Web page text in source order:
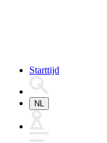
Starttijd
NL